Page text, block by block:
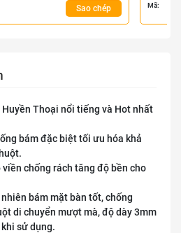
Sao chép Mã:
Thoại nổi tiếng và Hot nhất
bám đặc biệt tối ưu hóa khả
chống rách tăng độ bền cho
bám mặt bàn tốt, chống
di chuyển mượt mà, độ dày 3mm
sử dụng.